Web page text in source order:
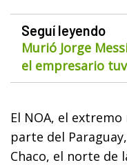
Seguí leyendo
Murió Jorge
el empresario
El NOA, el
parte del
Chaco, el norte de